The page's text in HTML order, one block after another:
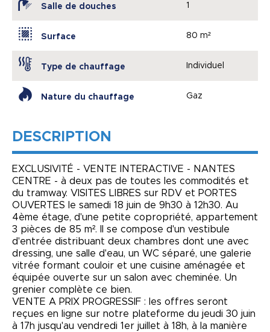
Salle de douches 1
Surface 80 m²
Type de chauffage Individuel
Nature du chauffage Gaz
DESCRIPTION
EXCLUSIVITÉ - VENTE INTERACTIVE - NANTES
CENTRE - à deux pas de toutes les commodités et
du tramway. VISITES LIBRES sur RDV et PORTES
OUVERTES le samedi 18 juin de 9h30 à 12h30. Au
4ème étage, d'une petite copropriété, appartement
3 pièces de 85 m². Il se compose d'un vestibule
d'entrée distribuant deux chambres dont une avec
dressing, une salle d'eau, un WC séparé, une galerie
vitrée formant couloir et une cuisine aménagée et
équipée ouverte sur un salon avec cheminée. Un
grenier complète ce bien.
VENTE A PRIX PROGRESSIF : les offres seront
reçues en ligne sur notre plateforme du jeudi 30 juin
à 17h jusqu'au vendredi 1er juillet à 18h, à la manière